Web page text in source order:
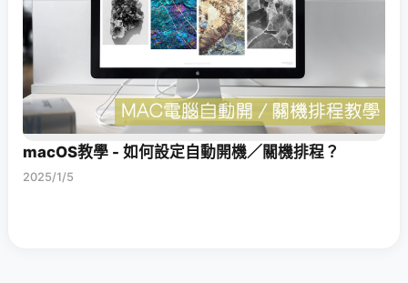
macOS教學 - 如何設定自動開機／關機排程？
2025/1/5